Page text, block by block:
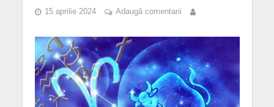
15 aprilie 2024 Adaugă comentarii